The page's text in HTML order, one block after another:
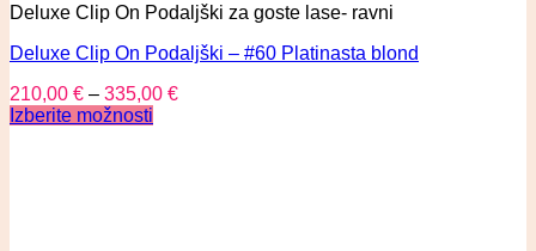
Deluxe Clip On Podaljški za goste lase- ravni
Deluxe Clip On Podaljški – #60 Platinasta blond
210,00 € – 335,00 €
Izberite možnosti